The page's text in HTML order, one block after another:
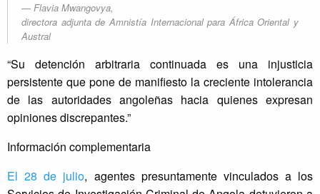
Flavia Mwangovya,
directora adjunta de Amnistía Internacional para África Oriental y
Austral
“Su detención arbitraria continuada es una injusticia
persistente que pone de manifiesto la creciente intolerancia
de las autoridades angoleñas hacia quienes expresan
opiniones discrepantes.”
Información complementaria
El 28 de julio, agentes presuntamente vinculados a los